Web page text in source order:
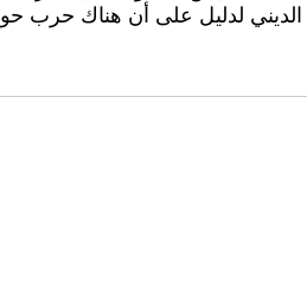
الديني لدليل على أن هناك